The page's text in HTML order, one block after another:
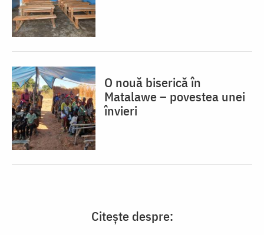
O nouă biserică în
Matalawe – povestea unei
învieri
Citește despre: